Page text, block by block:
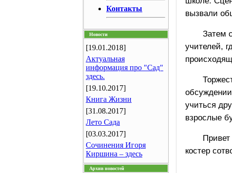
Контакты
Новости
[19.01.2018]
Актуальная
информация про "Сад"
здесь.
[19.10.2017]
Книга Жизни
[31.08.2017]
Лето Сада
[03.03.2017]
Сочинения Игоря
Киршина – здесь
Архив новостей
вызвали
Затем
учителей,
учиться
взрослые
костер